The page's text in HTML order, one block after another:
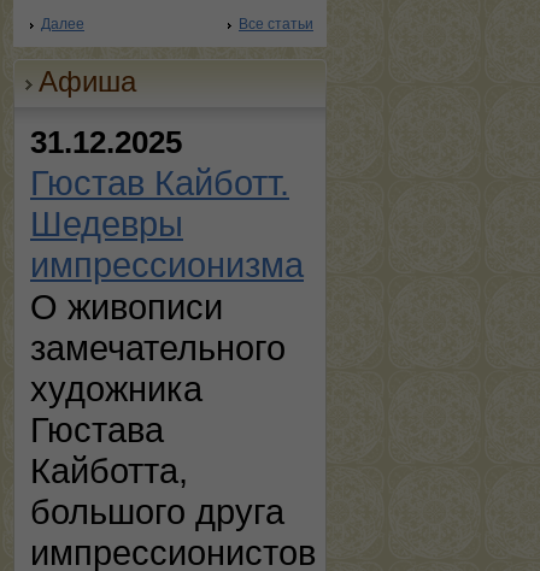
Далее Все статьи
Афиша
31.12.2025
Гюстав Кайботт.
Шедевры
импрессионизма
О живописи
замечательного
художника
Гюстава
Кайботта,
большого друга
импрессионистов